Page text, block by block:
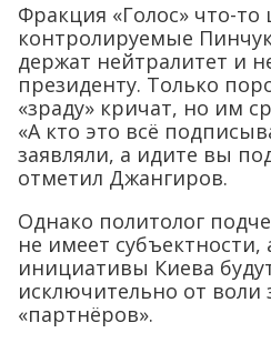
Фракция «Голос» что-
контролируемые
держат нейтралитет и
президенту. Только
«зраду» кричат, но им
«А кто это всё
заявляли, а идите вы
отметил Джангиров.
Однако политолог
не имеет
инициативы Киева
исключительно от воли
«партнёров».